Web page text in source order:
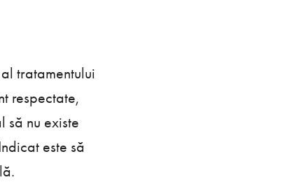
tratamentului
respectate,
să nu existe
este să